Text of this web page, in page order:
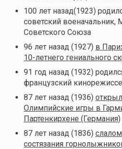
100 лет назад(1923)
советский
Советского Союза
96 лет назад (1927) в
10-летнего гениального
91 год назад (1932)
французский
87 лет назад (1936)
Олимпийские игры в
Партенкирхене (Германия)
87 лет назад (1836)
состязания